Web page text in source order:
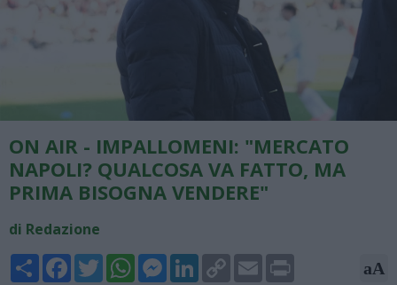
ON AIR - IMPALLOMENI: "MERCATO
NAPOLI? QUALCOSA VA FATTO, MA
PRIMA BISOGNA VENDERE"
di Redazione
Share FacebookTwitterWhatsAppMessengerLinkedInCopy
Link
Email aA